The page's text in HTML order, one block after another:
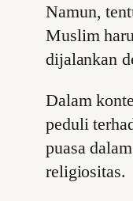
Namun,
Muslim
dijalankan
Dalam
peduli
puasa
religiositas.